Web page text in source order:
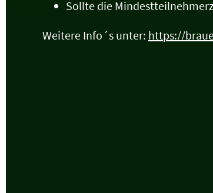
Sollte die
Weitere Info´s unter: https://